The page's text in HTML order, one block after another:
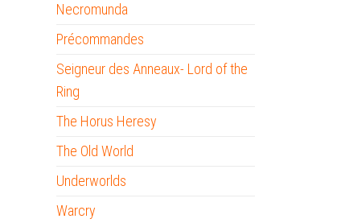
Necromunda
Précommandes
Seigneur des Anneaux- Lord of the
Ring
The Horus Heresy
The Old World
Underworlds
Warcry